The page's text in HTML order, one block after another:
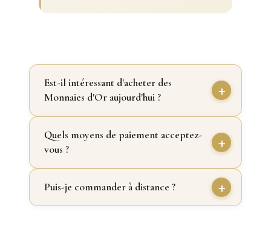
Est-il intéressant d'acheter des
Monnaies d'Or aujourd'hui ?
Quels moyens de paiement acceptez-
vous ?
Puis-je commander à distance ?